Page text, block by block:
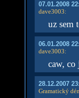
07.01.2008
dave3003:
uz sem
06.01.2008
dave3003:
caw, co
28.12.2007
Gramatický